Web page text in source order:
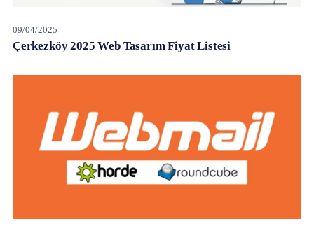
09/04/2025
Çerkezköy 2025 Web Tasarım Fiyat Listesi